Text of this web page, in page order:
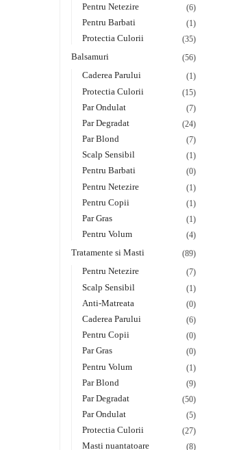
Pentru Netezire (6)
Pentru Barbati (1)
Protectia Culorii (35)
Balsamuri (56)
Caderea Parului (1)
Protectia Culorii (15)
Par Ondulat (7)
Par Degradat (24)
Par Blond (7)
Scalp Sensibil (1)
Pentru Barbati (0)
Pentru Netezire (1)
Pentru Copii (1)
Par Gras (1)
Pentru Volum (4)
Tratamente si Masti (89)
Pentru Netezire (7)
Scalp Sensibil (1)
Anti-Matreata (0)
Caderea Parului (6)
Pentru Copii (0)
Par Gras (0)
Pentru Volum (1)
Par Blond (9)
Par Degradat (50)
Par Ondulat (5)
Protectia Culorii (27)
Masti nuantatoare (8)